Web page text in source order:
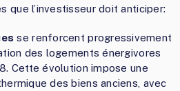
que l’investisseur doit anticiper:
se renforcent progressivement
des logements énergivores
Cette évolution impose une
des biens anciens, avec